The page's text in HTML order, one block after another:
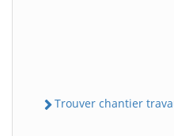
Trouver chantier